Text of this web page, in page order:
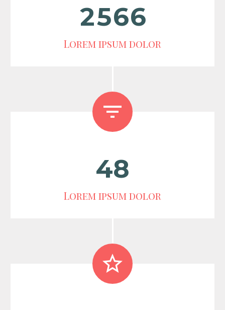
2566
Lorem ipsum dolor


48
Lorem ipsum dolor

